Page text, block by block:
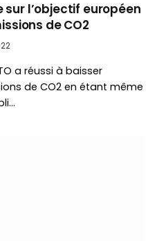
sur l’objectif européen
de CO2
a réussi à baisser
de CO2 en étant même